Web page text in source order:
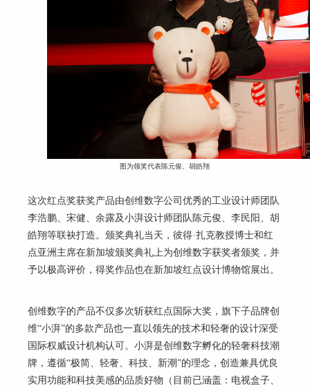
图为领奖代表陈元俊、胡皓翔
这次红点奖获奖产品由创维数字公司优秀的工业设计师团队
李浩鹏、宋健、余露及小湃设计师团队陈元俊、李民阳、胡
皓翔等联袂打造。颁奖典礼当天，彼得·扎克教授博士和红
点亚洲主席在新加坡颁奖典礼上为创维数字获奖者颁奖，并
予以极高评价，得奖作品也在新加坡红点设计博物馆展出。
创维数字的产品不仅多次斩获红点国际大奖，旗下子品牌创
维“小湃”的多款产品也一直以领先的技术和轻奢的设计深受
国际权威设计机构认可。小湃是创维数字孵化的轻奢科技潮
牌，遵循“极简、轻奢、科技、新潮”的理念，创造兼具优良
实用功能和科技美感的品质好物（目前已涵盖：电视盒子、